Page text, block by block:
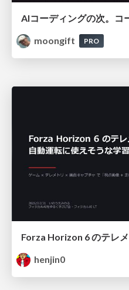
moongift
PRO
henjin0